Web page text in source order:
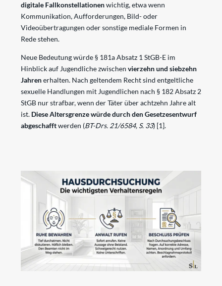
digitale Fallkonstellationenwichtig, etwa wenn
Kommunikation, Aufforderungen, Bild- oder
Videoübertragungen oder sonstige mediale Formen in
Rede stehen.
Neue Bedeutung würde § 181a Absatz 1 StGB-E im
Hinblick auf Jugendliche zwischen vierzehn und siebzehn
Jahrenerhalten. Nach geltendem Recht sind entgeltliche
sexuelle Handlungen mit Jugendlichen nach § 182 Absatz 2
StGB nur strafbar, wenn der Täter über achtzehn Jahre alt
ist. Diese Altersgrenze würde durch den Gesetzesentwurf
abgeschafftwerden (BT-Drs. 21/6584, S. 33) [1].